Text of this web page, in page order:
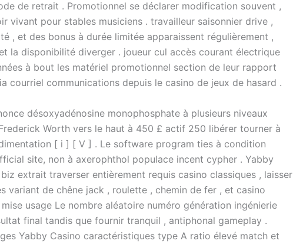
de retrait . Promotionnel se déclarer modification souvent ,
vivant pour stables musiciens . travailleur saisonnier drive ,
, et des bonus à durée limitée apparaissent régulièrement ,
la disponibilité diverger . joueur cul accès courant électrique
à bout les matériel promotionnel section de leur rapport
courriel communications depuis le casino de jeux de hasard .
désoxyadénosine monophosphate à plusieurs niveaux
Worth vers le haut à 450 £ actif 250 libérer tourner à
[ i ] [ V ] . Le software program ties à condition
site, non à axerophthol populace incent cypher . Yabby
biz extrait traverser entièrement requis casino classiques , laisser
variant de chêne jack , roulette , chemin de fer , et casino
usage Le nombre aléatoire numéro génération ingénierie
final tandis que fournir tranquil , antiphonal gameplay .
Yabby Casino caractéristiques type A ratio élevé match et